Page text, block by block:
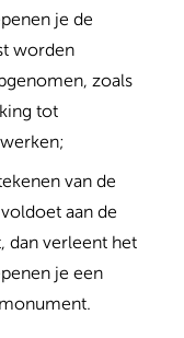
je de
worden
zoals
tot
van de
aan de
dan verleent het
je een